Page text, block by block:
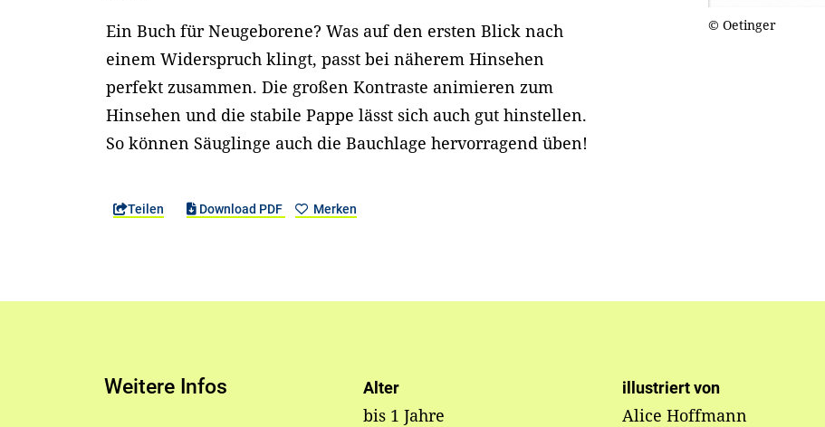
Ein Buch für Neugeborene? Was auf den ersten Blick nach
einem Widerspruch klingt, passt bei näherem Hinsehen
perfekt zusammen. Die großen Kontraste animieren zum
Hinsehen und die stabile Pappe lässt sich auch gut hinstellen.
So können Säuglinge auch die Bauchlage hervorragend üben!
Teilen Download PDF Merken
© Oetinger
Weitere Infos Alter
bis 1 Jahre
illustriert von
Alice Hoffmann